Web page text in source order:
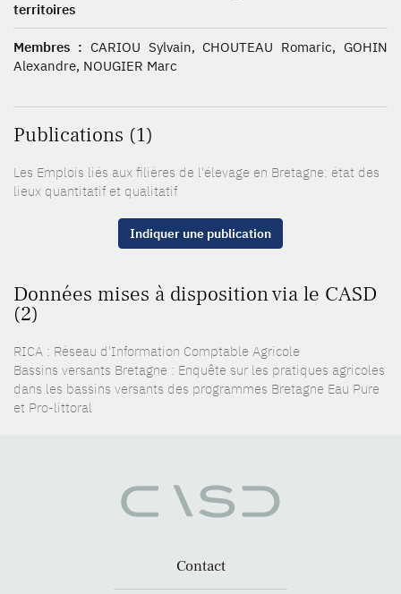
territoires
Membres : CARIOU Sylvain, CHOUTEAU Romaric, GOHIN
Alexandre, NOUGIER Marc
Publications (1)
Les Emplois liés aux filières de l'élevage en Bretagne: état des
lieux quantitatif et qualitatif
Indiquer une publication
Données mises à disposition via le CASD
(2)
RICA : Réseau d'Information Comptable Agricole
Bassins versants Bretagne : Enquête sur les pratiques agricoles
dans les bassins versants des programmes Bretagne Eau Pure
et Pro-littoral
Contact